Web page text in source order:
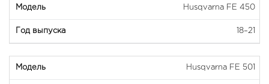
Husqvarna FE 450
18–21
Husqvarna FE 501